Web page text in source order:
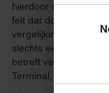
hierdoor
feit dat deze
vergelijking met de
slechts een half
betreft verbetering
Terminal, werd een